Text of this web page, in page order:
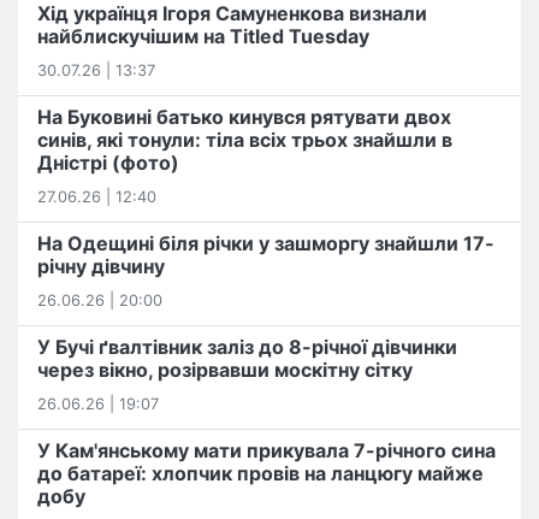
Хід українця Ігоря Самуненкова визнали
найблискучішим на Titled Tuesday
30.07.26 | 13:37
На Буковині батько кинувся рятувати двох
синів, які тонули: тіла всіх трьох знайшли в
Дністрі (фото)
27.06.26 | 12:40
На Одещині біля річки у зашморгу знайшли 17-
річну дівчину
26.06.26 | 20:00
У Бучі ґвалтівник заліз до 8-річної дівчинки
через вікно, розірвавши москітну сітку
26.06.26 | 19:07
У Кам'янському мати прикувала 7-річного сина
до батареї: хлопчик провів на ланцюгу майже
добу